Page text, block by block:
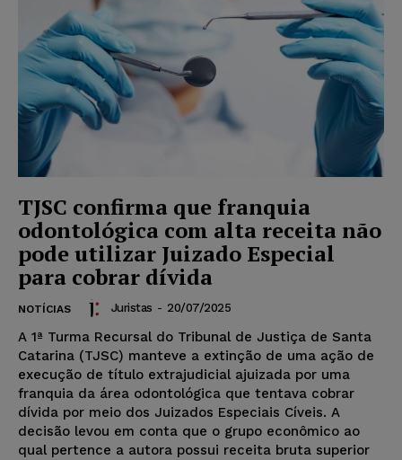
TJSC confirma que franquia
odontológica com alta receita não
pode utilizar Juizado Especial
para cobrar dívida
NOTÍCIAS Juristas - 20/07/2025
A 1ª Turma Recursal do Tribunal de Justiça de Santa
Catarina (TJSC) manteve a extinção de uma ação de
execução de título extrajudicial ajuizada por uma
franquia da área odontológica que tentava cobrar
dívida por meio dos Juizados Especiais Cíveis. A
decisão levou em conta que o grupo econômico ao
qual pertence a autora possui receita bruta superior